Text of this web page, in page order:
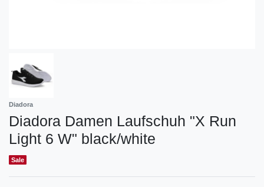
Diadora
Diadora Damen Laufschuh "X Run
Light 6 W" black/white
Sale